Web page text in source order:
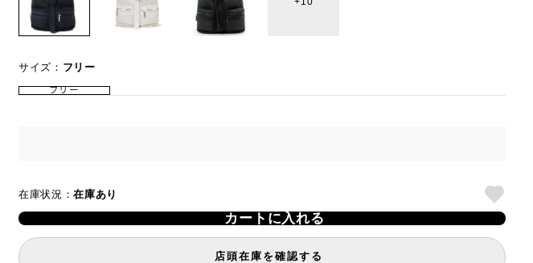
サイズ： フリー
フリー
在庫状況：在庫あり
カートに入れる
店頭在庫を確認する